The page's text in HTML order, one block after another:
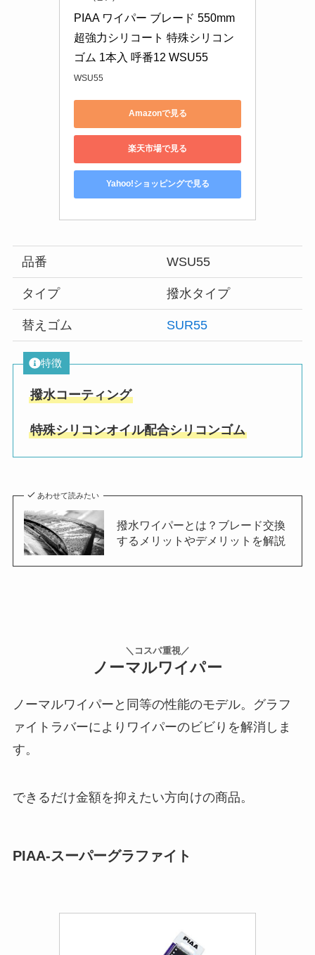
PIAA ワイパー ブレード 550mm
超強力シリコート 特殊シリコン
ゴム 1本入 呼番12 WSU55
WSU55
Amazonで見る
楽天市場で見る
Yahoo!ショッピングで見る
品番 WSU55
タイプ 撥水タイプ
替えゴム SUR55
特徴
撥水コーティング
特殊シリコンオイル配合シリコンゴム
あわせて読みたい
撥水ワイパーとは？ブレード交換
するメリットやデメリットを解説
＼コスパ重視／
ノーマルワイパー
ノーマルワイパーと同等の性能のモデル。グラフ
ァイトラバーによりワイパーのビビりを解消しま
す。
できるだけ金額を抑えたい方向けの商品。
PIAA-スーパーグラファイト